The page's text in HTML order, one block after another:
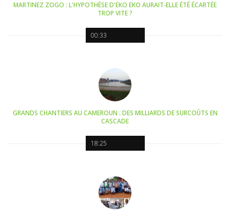
00:33
MARTINEZ ZOGO : L'HYPOTHÈSE D'EKO EKO AURAIT-ELLE ÉTÉ ÉCARTÉE
TROP VITE ?
18:25
GRANDS CHANTIERS AU CAMEROUN : DES MILLIARDS DE SURCOÛTS EN
CASCADE